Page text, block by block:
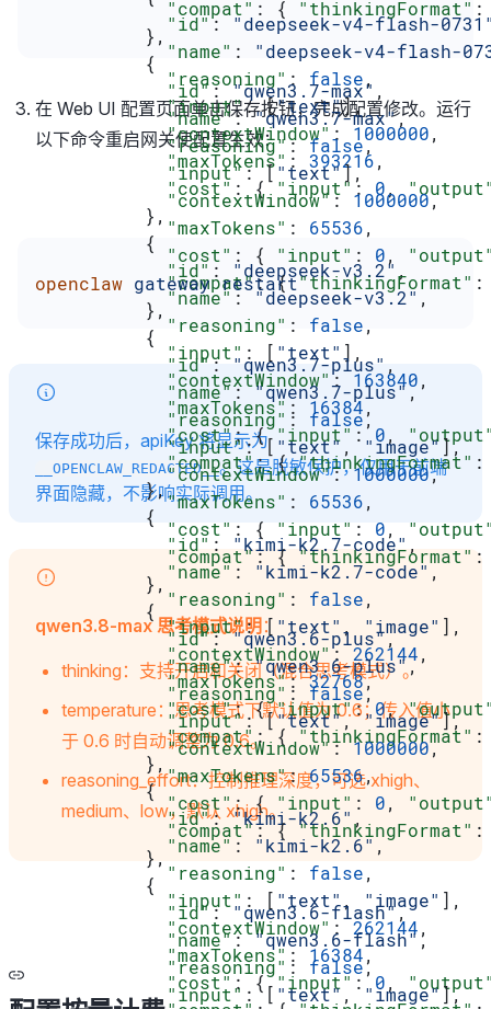
            "id"
: "deepseek-v4-flash-
            "name"
: "deepseek-v4-flash-
            "reasoning"
: false,
            "input"
: ["text"],
            "contextWindow"
: 1000000,
            "maxTokens"
: 393216,
            "cost"
: { "input" : 0,
          },
          {
            "id"
: "deepseek-v3.2" ,
            "name"
: "deepseek-v3.2" ,
            "reasoning"
: false,
            "input"
: [ "text" ],
            "contextWindow"
: 163840,
            "maxTokens"
: 16384,
            "cost"
: { "input": 0,
            "compat"
: { "thinkingFormat"
          },
          {
            "id"
: "kimi-k2.7-code" ,
            "name"
: "kimi-k2.7-code",
            "reasoning"
: false,
            "input"
: [ "text" , "image" ],
            "contextWindow"
: 262144,
            "maxTokens"
: 32768,
            "cost"
: { "input": 0,
            "compat"
: { "thinkingFormat"
          },
          {
            "id"
: "kimi-k2.6" ,
            "name"
: "kimi-k2.6",
            "reasoning"
: false,
            "input"
: [ "text", "image" ],
            "contextWindow"
: 262144,
            "maxTokens"
: 16384,
            "cost"
: { "input": 0,
            "compat"
: { "thinkingFormat"
          },
          {
            "id"
: "qwen3.7-max" ,
            "name"
: "qwen3.7-max",
            "reasoning"
: false,
            "input"
: ["text"],
            "contextWindow"
: 1000000,
            "maxTokens"
: 65536,
            "cost"
: { "input" : 0,
            "compat"
: { "thinkingFormat"
          },
          {
            "id"
: "qwen3.7-plus" ,
            "name"
: "qwen3.7-plus",
            "reasoning"
: false,
            "input"
: [ "text", "image"],
            "contextWindow"
: 1000000,
            "maxTokens"
: 65536,
            "cost"
: { "input" : 0,
            "compat"
: { "thinkingFormat"
          },
          {
            "id"
: "qwen3.6-plus",
            "name"
: "qwen3.6-plus",
            "reasoning"
: false,
            "input"
: ["text", "image"],
            "contextWindow"
: 1000000,
            "maxTokens"
: 65536,
            "cost"
: { "input" : 0,
            "compat"
: { "thinkingFormat"
          },
          {
            "id"
: "qwen3.6-flash",
            "name"
: "qwen3.6-flash",
            "reasoning"
: false,
            "input"
: [ "text", "image"],
在 Web UI 配置页面单击保存按钮，完成配置修改。运行
以下命令重启网关使配置生效：
openclaw gateway restart
保存成功后，apiKey 将显示为
__OPENCLAW_REDACTED__。这是脱敏保护，仅用于前端
界面隐藏，不影响实际调用。
qwen3.8-max 思考模式说明：
thinking：支持开启和关闭（混合思考模式）。
temperature：思考模式下默认值为 0.6；传入值小
于 0.6 时自动调整为 0.6。
reasoning_effort：控制推理深度，可选 xhigh、
medium、low，默认 xhigh。